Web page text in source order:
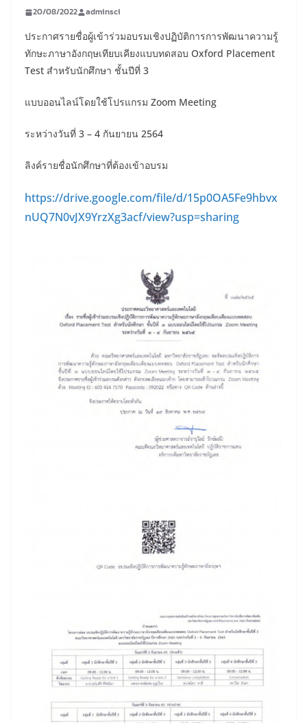
20/08/2022 adminsci
ประกาศรายชื่อผู้เข้าร่วมอบรมเชิงปฏิบัติการการพัฒนาความรู้
ทักษะภาษาอังกฤษเทียบเคียงแบบทดสอบ Oxford Placement
Test สำหรับนักศึกษา ชั้นปีที่ 3
แบบออนไลน์โดยใช้โปรแกรม Zoom Meeting
ระหว่างวันที่ 3 – 4 กันยายน 2564
ลิงค์รายชื่อนักศึกษาที่ต้องเข้าอบรม
https://drive.google.com/file/d/15p0OA5Fe9hbvx
nUQ7N0vJX9YrzXg3acf/view?usp=sharing